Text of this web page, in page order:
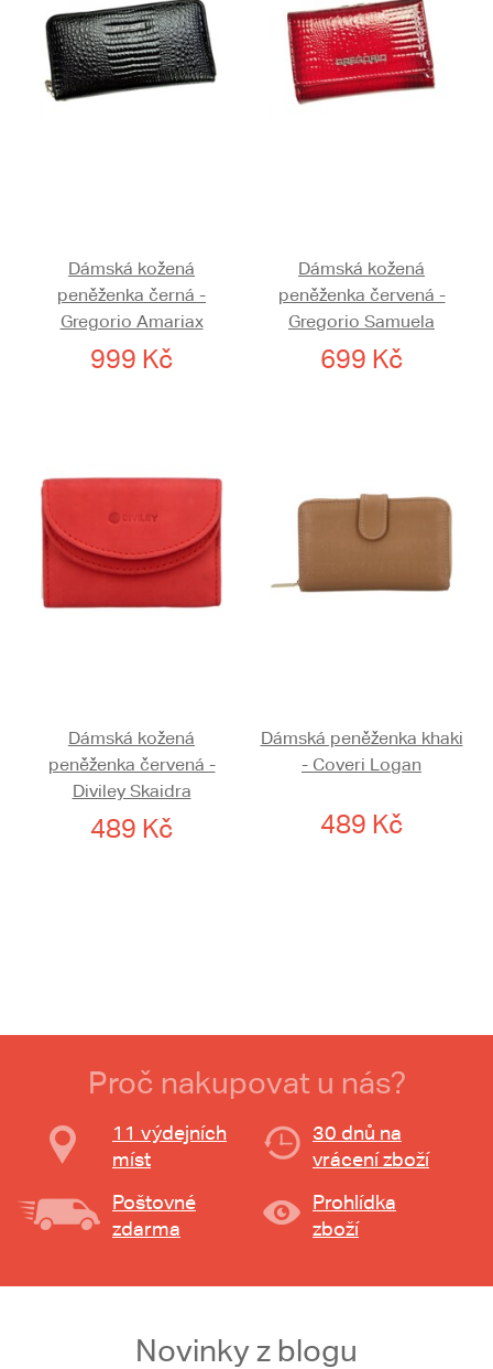
Dámská kožená
peněženka černá -
Gregorio Amariax
999 Kč
Dámská kožená
peněženka červená -
Gregorio Samuela
699 Kč
Dámská kožená
peněženka červená -
Diviley Skaidra
489 Kč
Dámská peněženka khaki
- Coveri Logan
489 Kč
Proč nakupovat u nás?
11 výdejních
míst
30 dnů na
vrácení zboží
Poštovné
zdarma
Prohlídka
zboží
Novinky z blogu